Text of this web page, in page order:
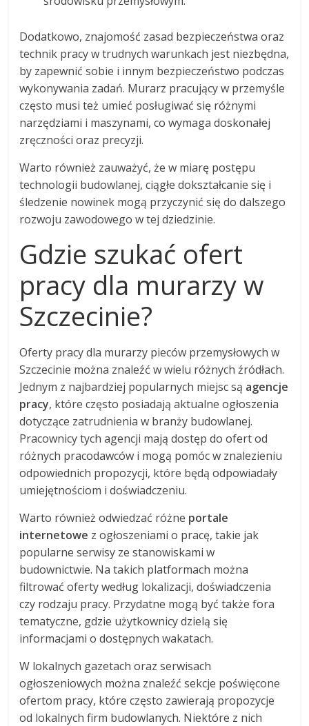
Dodatkowo, znajomość zasad bezpieczeństwa oraz
technik pracy w trudnych warunkach jest niezbędna,
by zapewnić sobie i innym bezpieczeństwo podczas
wykonywania zadań. Murarz pracujący w przemyśle
często musi też umieć posługiwać się różnymi
narzędziami i maszynami, co wymaga doskonałej
zręczności oraz precyzji.
Warto również zauważyć, że w miarę postępu
technologii budowlanej, ciągłe dokształcanie się i
śledzenie nowinek mogą przyczynić się do dalszego
rozwoju zawodowego w tej dziedzinie.
Gdzie szukać ofert
pracy dla murarzy w
Szczecinie?
Oferty pracy dla murarzy pieców przemysłowych w
Szczecinie można znaleźć w wielu różnych źródłach.
Jednym z najbardziej popularnych miejsc są agencje
pracy, które często posiadają aktualne ogłoszenia
dotyczące zatrudnienia w branży budowlanej.
Pracownicy tych agencji mają dostęp do ofert od
różnych pracodawców i mogą pomóc w znalezieniu
odpowiednich propozycji, które będą odpowiadały
umiejętnościom i doświadczeniu.
Warto również odwiedzać różne portale
internetowe z ogłoszeniami o pracę, takie jak
popularne serwisy ze stanowiskami w
budownictwie. Na takich platformach można
filtrować oferty według lokalizacji, doświadczenia
czy rodzaju pracy. Przydatne mogą być także fora
tematyczne, gdzie użytkownicy dzielą się
informacjami o dostępnych wakatach.
W lokalnych gazetach oraz serwisach
ogłoszeniowych można znaleźć sekcje poświęcone
ofertom pracy, które często zawierają propozycje
od lokalnych firm budowlanych. Niektóre z nich